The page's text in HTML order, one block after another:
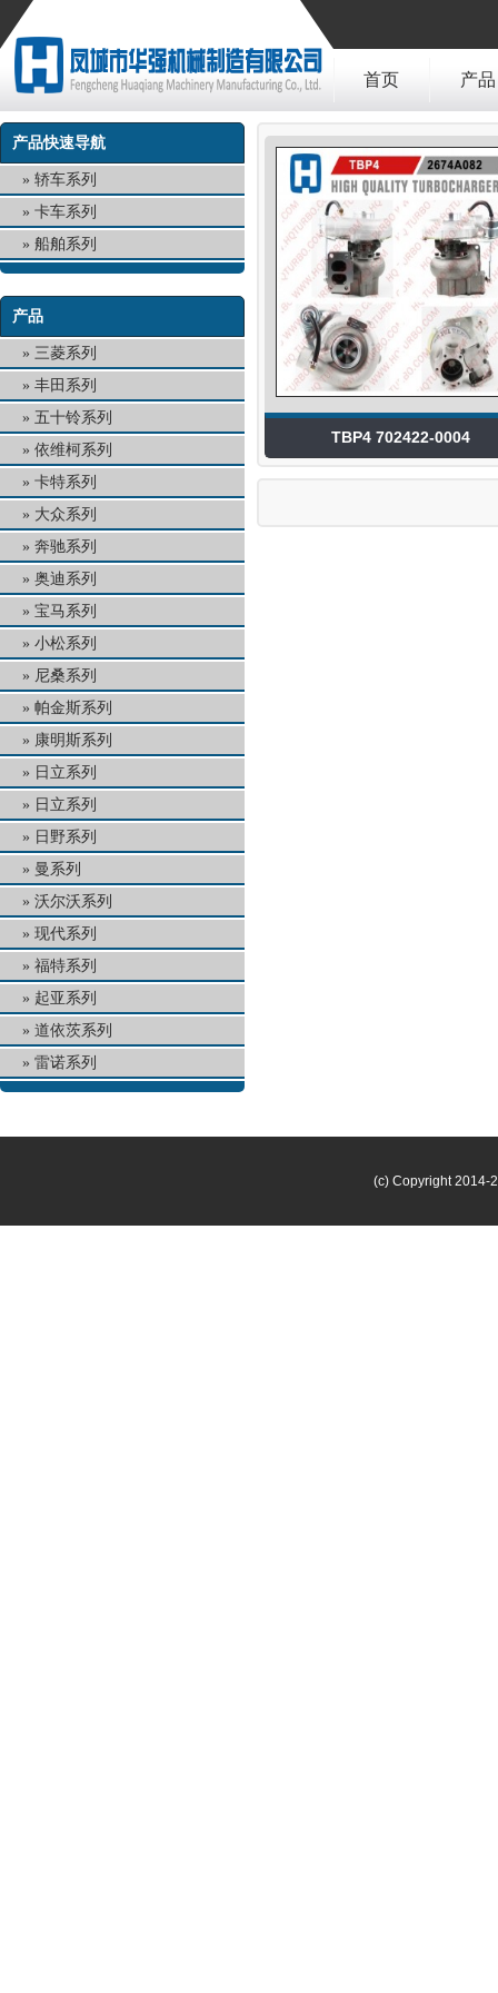
首页 产品
产品快速导航
轿车系列
卡车系列
船舶系列
产品
三菱系列
丰田系列
五十铃系列
依维柯系列
卡特系列
大众系列
奔驰系列
奥迪系列
宝马系列
小松系列
尼桑系列
帕金斯系列
康明斯系列
日立系列
日立系列
日野系列
曼系列
沃尔沃系列
现代系列
福特系列
起亚系列
道依茨系列
雷诺系列
TBP4 702422-0004
(c) Copyright 2014-